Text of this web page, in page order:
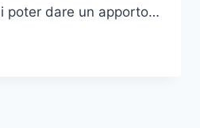
poter dare un apporto…